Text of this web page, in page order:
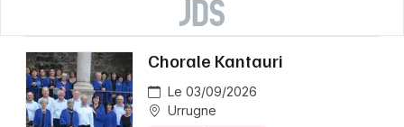
Chorale Kantauri
Le 03/09/2026
Urrugne